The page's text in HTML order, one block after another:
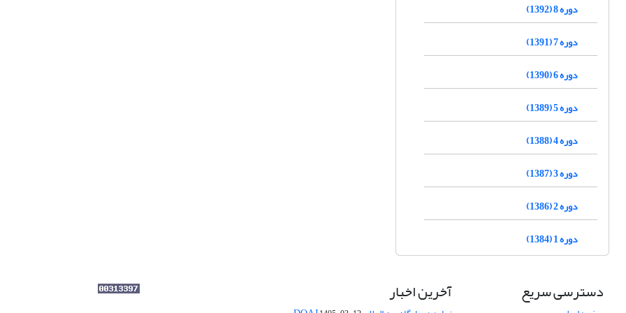
دوره 8 (1392)
دوره 7 (1391)
دوره 6 (1390)
دوره 5 (1389)
دوره 4 (1388)
دوره 3 (1387)
دوره 2 (1386)
دوره 1 (1384)
دسترسی سریع آخرین اخبار